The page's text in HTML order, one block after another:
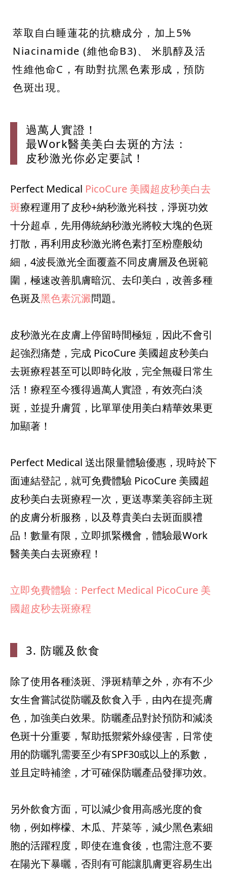
萃取自白睡蓮花的抗糖成分，加上5%
Niacinamide (維他命B3)、 米肌醇及活
性維他命C，有助對抗黑色素形成，預防
色斑出現。
過萬人實證！
最Work醫美美白去斑的方法：
皮秒激光你必定要試！
Perfect Medical PicoCure 美國超皮秒美白去
斑療程運用了皮秒+納秒激光科技，淨斑功效
十分超卓，先用傳統納秒激光將較大塊的色斑
打散，再利用皮秒激光將色素打至粉塵般幼
細，4波長激光全面覆蓋不同皮膚層及色斑範
圍，極速改善肌膚暗沉、去印美白，改善多種
色斑及黑色素沉澱問題。
皮秒激光在皮膚上停留時間極短，因此不會引
起強烈痛楚，完成 PicoCure 美國超皮秒美白
去斑療程甚至可以即時化妝，完全無礙日常生
活！療程至今獲得過萬人實證，有效亮白淡
斑，並提升膚質，比單單使用美白精華效果更
加顯著！
Perfect Medical 送出限量體驗優惠，現時於下
面連結登記，就可免費體驗 PicoCure 美國超
皮秒美白去斑療程一次，更送專業美容師主斑
的皮膚分析服務，以及尊貴美白去斑面膜禮
品！數量有限，立即抓緊機會，體驗最Work
醫美美白去斑療程！
立即免費體驗：Perfect Medical PicoCure 美
國超皮秒去斑療程
3. 防曬及飲食
除了使用各種淡斑、淨斑精華之外，亦有不少
女生會嘗試從防曬及飲食入手，由內在提亮膚
色，加強美白效果。防曬產品對於預防和減淡
色斑十分重要，幫助抵禦紫外線侵害，日常使
用的防曬乳需要至少有SPF30或以上的系數，
並且定時補塗，才可確保防曬產品發揮功效。
另外飲食方面，可以減少食用高感光度的食
物，例如檸檬、木瓜、芹菜等，減少黑色素細
胞的活躍程度，即使在進食後，也需注意不要
在陽光下暴曬，否則有可能讓肌膚更容易生出